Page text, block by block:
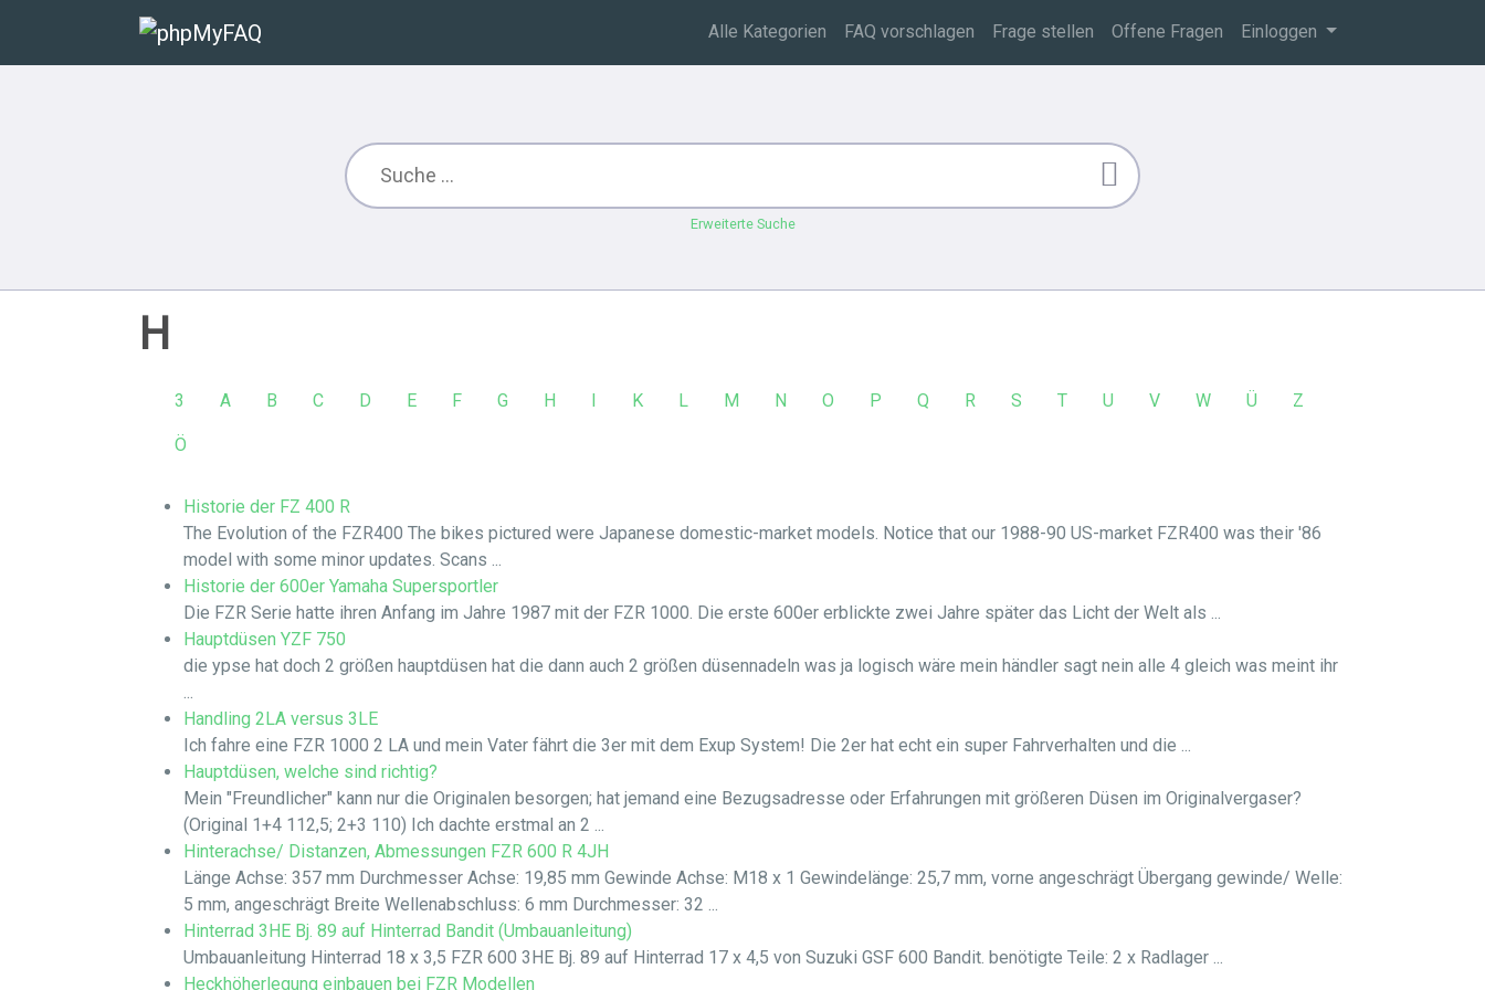
Alle Kategorien FAQ vorschlagen Frage stellen Offene Fragen Einloggen
Erweiterte Suche
H
3 A B C D E F G H I K L M N O P Q R S T U V W Ü Z
Ö
Historie der FZ 400 R
The Evolution of the FZR400 The bikes pictured were Japanese domestic-market models. Notice that our 1988-90 US-market FZR400 was their '86
model with some minor updates. Scans ...
Historie der 600er Yamaha Supersportler
Die FZR Serie hatte ihren Anfang im Jahre 1987 mit der FZR 1000. Die erste 600er erblickte zwei Jahre später das Licht der Welt als ...
Hauptdüsen YZF 750
die ypse hat doch 2 größen hauptdüsen hat die dann auch 2 größen düsennadeln was ja logisch wäre mein händler sagt nein alle 4 gleich was meint ihr
Handling 2LA versus 3LE
Ich fahre eine FZR 1000 2 LA und mein Vater fährt die 3er mit dem Exup System! Die 2er hat echt ein super Fahrverhalten und die ...
Hauptdüsen, welche sind richtig?
Mein "Freundlicher" kann nur die Originalen besorgen; hat jemand eine Bezugsadresse oder Erfahrungen mit größeren Düsen im Originalvergaser?
(Original 1+4 112,5; 2+3 110) Ich dachte erstmal an 2 ...
Hinterachse/ Distanzen, Abmessungen FZR 600 R 4JH
Länge Achse: 357 mm Durchmesser Achse: 19,85 mm Gewinde Achse: M18 x 1 Gewindelänge: 25,7 mm, vorne angeschrägt Übergang gewinde/ Welle:
5 mm, angeschrägt Breite Wellenabschluss: 6 mm Durchmesser: 32 ...
Hinterrad 3HE Bj. 89 auf Hinterrad Bandit (Umbauanleitung)
Umbauanleitung Hinterrad 18 x 3,5 FZR 600 3HE Bj. 89 auf Hinterrad 17 x 4,5 von Suzuki GSF 600 Bandit. benötigte Teile: 2 x Radlager ...
Heckhöherlegung einbauen bei FZR Modellen